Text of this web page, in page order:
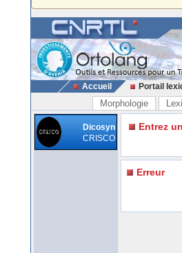
Accueil Portail
Morphologie
Dicosyn
CRISCO
Entrez
Erreur